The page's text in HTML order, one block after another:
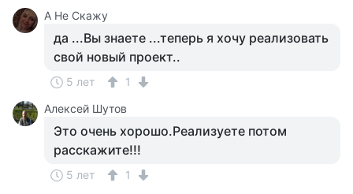
А Не Скажу
да ...Вы знаете ...теперь я хочу реализовать
свой новый проект..
5 лет
1
Алексей Шутов
Это очень хорошо.Реализуете потом
расскажите!!!
5 лет
1